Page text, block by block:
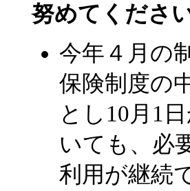
努めてくださ
今年４月の
保険制度の
とし10月1
いても、必
利用が継続